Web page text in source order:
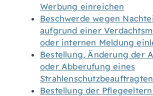
Werbung einreichen
Beschwerde wegen
aufgrund einer
oder internen Meldung
Bestellung, Änderung der
oder Abberufung eines
Bestellung der